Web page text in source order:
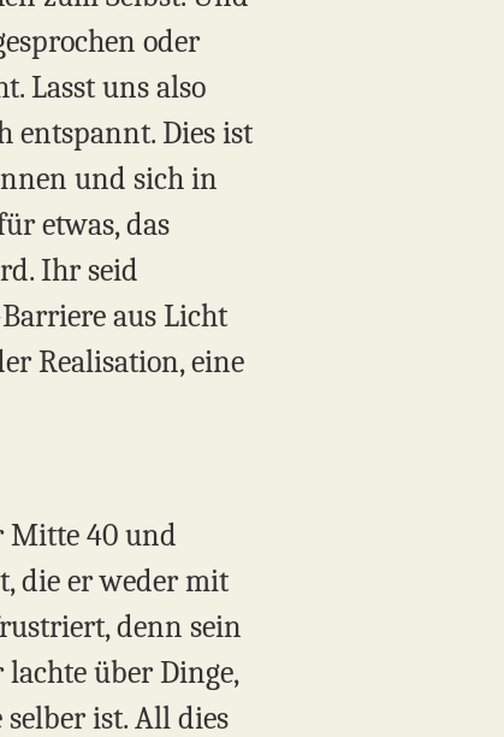
oder
Lasst uns also
entspannt. Dies ist
und sich in
etwas, das
Ihr seid
aus Licht
Realisation, eine
Mitte 40 und
die er weder mit
denn sein
über Dinge,
ist. All dies